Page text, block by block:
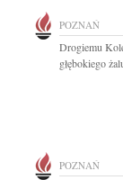
POZNAŃ
Drogiemu
głębokiego
POZNAŃ